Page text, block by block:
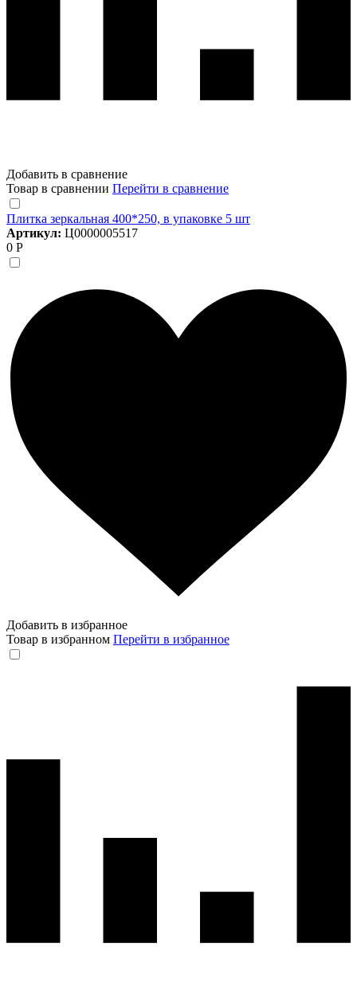
Добавить в сравнение
Товар в сравнении Перейти в сравнение
Плитка зеркальная 400*250, в упаковке 5 шт
Артикул: Ц0000005517
0 Р
Добавить в избранное
Товар в избранном Перейти в избранное